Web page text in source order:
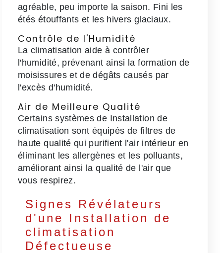
agréable, peu importe la saison. Fini les
étés étouffants et les hivers glaciaux.
Contrôle de l'Humidité
La climatisation aide à contrôler
l'humidité, prévenant ainsi la formation de
moisissures et de dégâts causés par
l'excès d'humidité.
Air de Meilleure Qualité
Certains systèmes de Installation de
climatisation sont équipés de filtres de
haute qualité qui purifient l'air intérieur en
éliminant les allergènes et les polluants,
améliorant ainsi la qualité de l'air que
vous respirez.
Signes Révélateurs
d'une Installation de
climatisation
Défectueuse